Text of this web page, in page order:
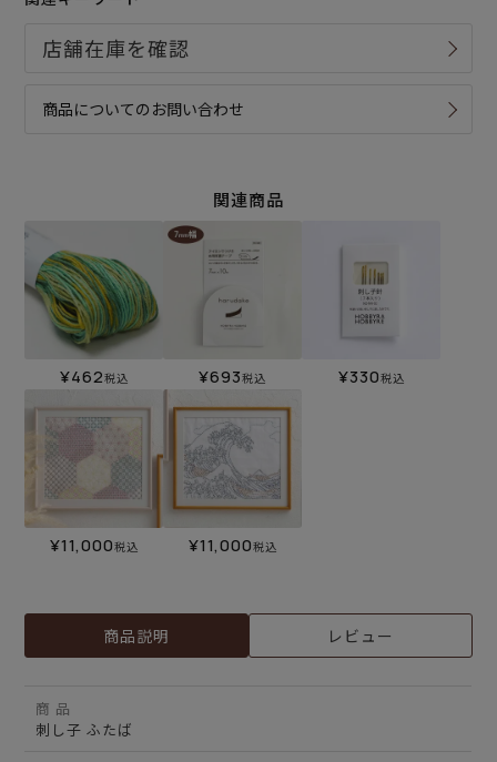
商品についてのお問い合わせ
関連商品
¥462税込 ¥693税込 ¥330税込
¥11,000税込 ¥11,000税込
商品説明 レビュー
商 品
刺し子 ふたば